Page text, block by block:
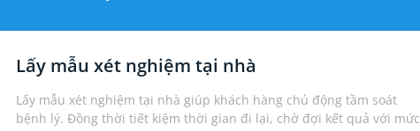
Lấy mẫu xét nghiệm tại nhà
Lấy mẫu xét nghiệm tại nhà giúp khách hàng chủ động tầm soát
bệnh lý. Đồng thời tiết kiệm thời gian đi lại, chờ đợi kết quả với mức